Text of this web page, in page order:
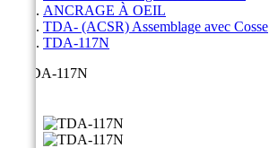
ANCRAGE À OEIL
TDA- (ACSR) Assemblage avec Cosse
TDA-117N